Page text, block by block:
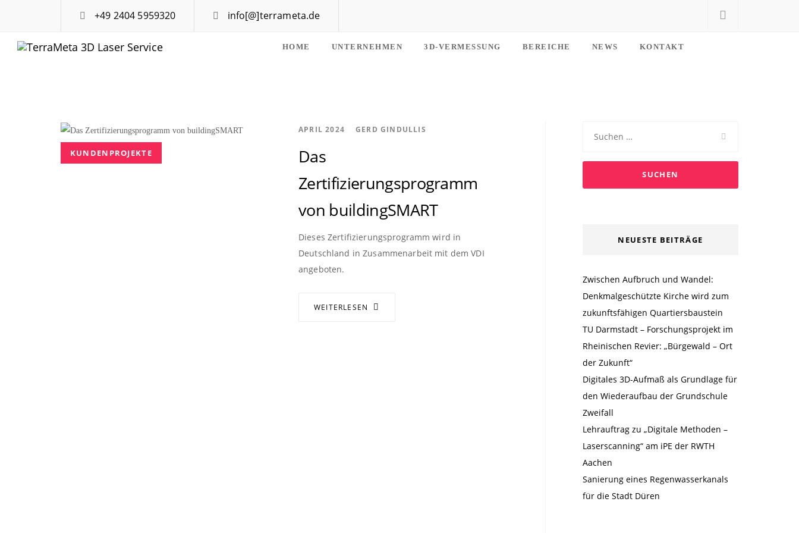
links
primary
+49 2404 5959320 info[@]terrameta.de
HOME UNTERNEHMEN 3D-VERMESSUNG BEREICHE NEWS KONTAKT
TagsKUNDENPROJEKTE
APRIL 2024 AUTHOR
GERD GINDULLIS
Das
Zertifizierungsprogramm
von buildingSMART
Dieses Zertifizierungsprogramm wird in
Deutschland in Zusammenarbeit mit dem VDI
angeboten.
WEITERLESEN
NEUESTE BEITRÄGE
Zwischen Aufbruch und Wandel:
Denkmalgeschützte Kirche wird zum
zukunftsfähigen Quartiersbaustein
TU Darmstadt – Forschungsprojekt im
Rheinischen Revier: „Bürgewald – Ort
der Zukunft“
Digitales 3D-Aufmaß als Grundlage für
den Wiederaufbau der Grundschule
Zweifall
Lehrauftrag zu „Digitale Methoden –
Laserscanning“ am iPE der RWTH
Aachen
Sanierung eines Regenwasserkanals
für die Stadt Düren